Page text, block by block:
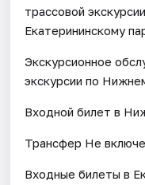
трассовой
Екатерининскому
Экскурсионное
экскурсии по
Входной билет в
Трансфер Не
Входные билеты в